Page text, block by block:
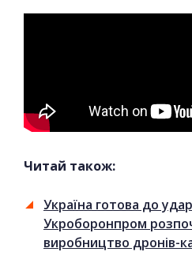
Читай також:
Україна готова до
Укроборонпром
виробництво дронів-